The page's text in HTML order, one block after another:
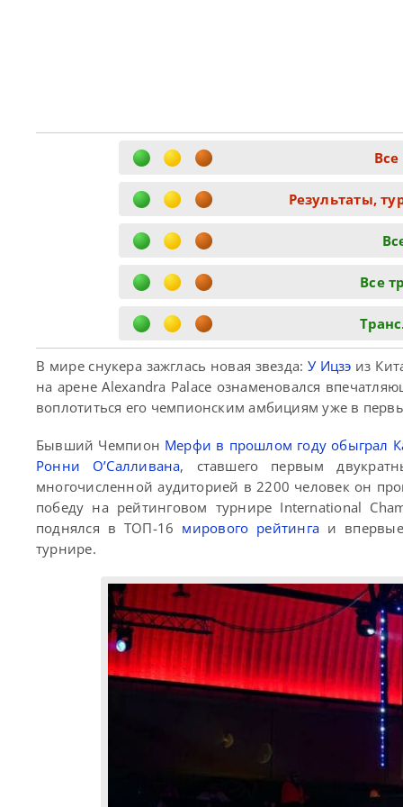
Результаты,
Все
В мире снукера зажглась новая звезда: У Ицзэ из
на арене Alexandra Palace ознаменовался
воплотиться его чемпионским амбициям уже в
Бывший Чемпион Мерфи в прошлом году обыграл
Ронни О’Салливана, ставшего первым
многочисленной аудиторией в 2200 человек он
победу на рейтинговом турнире International
поднялся в ТОП-16 мирового рейтингаи впервые
турнире.